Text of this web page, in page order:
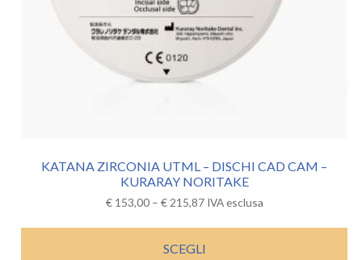
KATANA ZIRCONIA UTML – DISCHI CAD CAM –
KURARAY NORITAKE
€153,00– €215,87 IVA esclusa
SCEGLI